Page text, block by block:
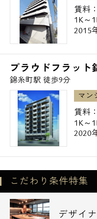
賃料：
1K～
2015
プラウドフラット
錦糸町駅 徒歩9分
マン
賃料：
1K～
2020
こだわり条件特集
デザイ